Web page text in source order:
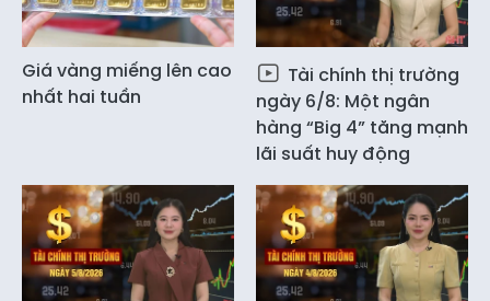
Giá vàng miếng lên cao
nhất hai tuần
Tài chính thị trường
ngày 6/8: Một ngân
hàng “Big 4” tăng mạnh
lãi suất huy động